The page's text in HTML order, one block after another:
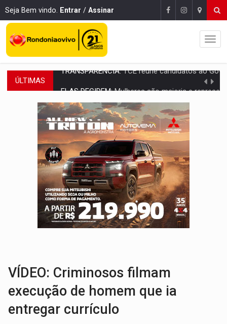
Seja Bem vindo. Entrar / Assinar
ÚLTIMAS Mulheres são maioria e representam 52% do eleitorado de
NO CARRO:Homem é preso com pistola 9mm durante abordagem da Força
TRÁGICO:Pai do 'Xandy Motocross' morre em
VÍDEO:Motorista de caminhonete morre preso às ferragens em colisão
LAZER:Seis lugares gratuitos para aproveitar o fim de semana
VÍDEO:FTICCO e Força Tática prendem membro do CV com arma e drogas
INCLUSÃO:Prefeitura fortalece parceria com a APAE para ampliar ações
DEFESA:Exército testa inovações no combate a drones durante
VÍDEO: Criminosos filmam
execução de homem que ia
entregar currículo